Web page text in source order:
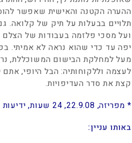
ההערה הקטנה והאישית שאפשר
תלויים בבעלות על תיק של קלואה.
ועל מסכי פלזמה בעבודות של הצלם
יפה עד כדי שהוא נראה לא אמיתי.
מעל למחלקת הבישום המשוכללת,
לעצמה וללקוחותיה: הבל היופי,
קצת את סדר העדיפויות.
* מפריזה, 22.9.08, 24 שעות, ידיעות אחרונות
באותו עניין: